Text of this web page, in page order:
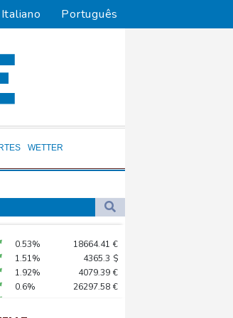
Italiano Português
WETTER
0.53% 18664.41 €
1.51% 4365.3 $
1.92% 4079.39 €
0.6% 26297.58 €
0.02%